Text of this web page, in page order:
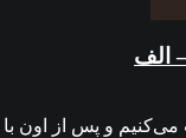
و پس از اون